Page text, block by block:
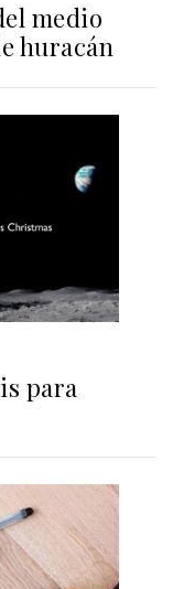
medio
huracán
para